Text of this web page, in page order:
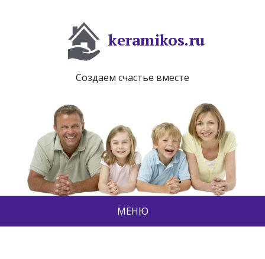
keramikos.ru
Создаем счастье вместе
МЕНЮ